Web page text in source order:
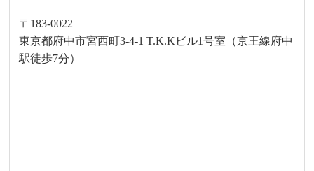
〒183-0022
東京都府中市宮西町3-4-1 T.K.Kビル1号室（京王線府中
駅徒歩7分）